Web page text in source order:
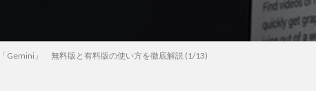
Gemini」 無料版と有料版の使い方を徹底解説 (1/13)